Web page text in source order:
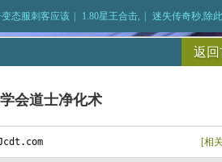
态服刺客应该 1.80星王合击, 迷失传奇秒,除
魔龙关
返回
会道士净化术
[相